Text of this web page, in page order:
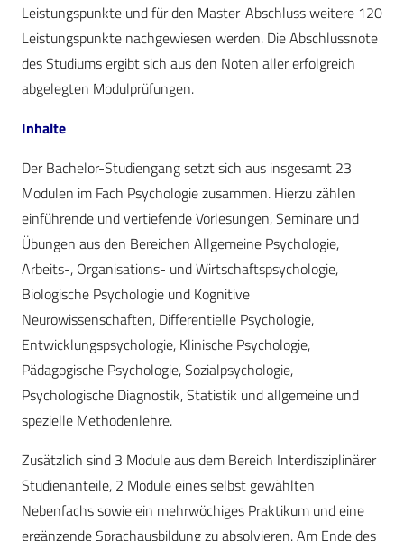
Leistungspunkte und für den Master-Abschluss weitere 120
Leistungspunkte nachgewiesen werden. Die Abschlussnote
des Studiums ergibt sich aus den Noten aller erfolgreich
abgelegten Modulprüfungen.
Inhalte
Der Bachelor-Studiengang setzt sich aus insgesamt 23
Modulen im Fach Psychologie zusammen. Hierzu zählen
einführende und vertiefende Vorlesungen, Seminare und
Übungen aus den Bereichen Allgemeine Psychologie,
Arbeits-, Organisations- und Wirtschaftspsychologie,
Biologische Psychologie und Kog­nitive
Neurowissenschaften, Differentielle Psychologie,
Entwicklungspsychologie, Klinische Psychologie,
Pädagogische Psychologie, Sozialpsychologie,
Psychologische Diagnostik, Statistik und allgemeine und
spezielle Methodenlehre.
Zusätzlich sind 3 Module aus dem Bereich Interdisziplinärer
Studienanteile, 2 Module eines selbst gewählten
Nebenfachs sowie ein mehrwöchiges Praktikum und eine
ergänzende Sprachausbildung zu absolvieren. Am Ende des